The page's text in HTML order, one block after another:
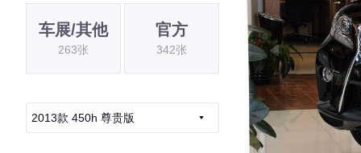
车展/其他
263张
官方
342张
2013款 450h 尊贵版